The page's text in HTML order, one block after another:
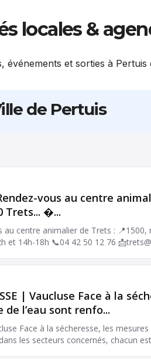
locales &
événements et sorties à Pertuis
de Pertuis